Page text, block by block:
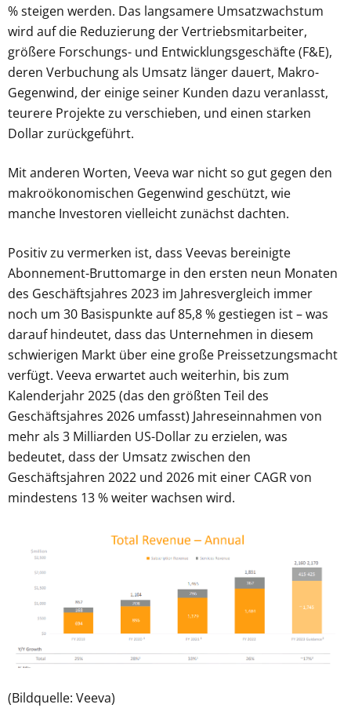
% steigen werden. Das langsamere Umsatzwachstum
wird auf die Reduzierung der Vertriebsmitarbeiter,
größere Forschungs- und Entwicklungsgeschäfte (F&E),
deren Verbuchung als Umsatz länger dauert, Makro-
Gegenwind, der einige seiner Kunden dazu veranlasst,
teurere Projekte zu verschieben, und einen starken
Dollar zurückgeführt.
Mit anderen Worten, Veeva war nicht so gut gegen den
makroökonomischen Gegenwind geschützt, wie
manche Investoren vielleicht zunächst dachten.
Positiv zu vermerken ist, dass Veevas bereinigte
Abonnement-Bruttomarge in den ersten neun Monaten
des Geschäftsjahres 2023 im Jahresvergleich immer
noch um 30 Basispunkte auf 85,8 % gestiegen ist – was
darauf hindeutet, dass das Unternehmen in diesem
schwierigen Markt über eine große Preissetzungsmacht
verfügt. Veeva erwartet auch weiterhin, bis zum
Kalenderjahr 2025 (das den größten Teil des
Geschäftsjahres 2026 umfasst) Jahreseinnahmen von
mehr als 3 Milliarden US-Dollar zu erzielen, was
bedeutet, dass der Umsatz zwischen den
Geschäftsjahren 2022 und 2026 mit einer CAGR von
mindestens 13 % weiter wachsen wird.
(Bildquelle: Veeva)